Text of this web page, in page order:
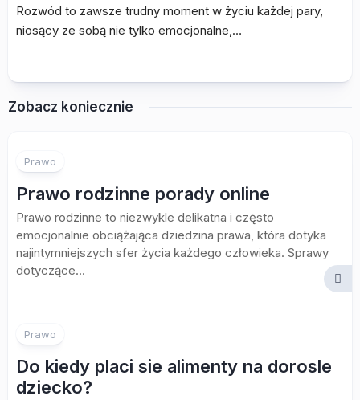
Rozwód to zawsze trudny moment w życiu każdej pary,
niosący ze sobą nie tylko emocjonalne,…
Zobacz koniecznie
Prawo
Prawo rodzinne porady online
Prawo rodzinne to niezwykle delikatna i często
emocjonalnie obciążająca dziedzina prawa, która dotyka
najintymniejszych sfer życia każdego człowieka. Sprawy
dotyczące...
Prawo
Do kiedy placi sie alimenty na dorosle
dziecko?